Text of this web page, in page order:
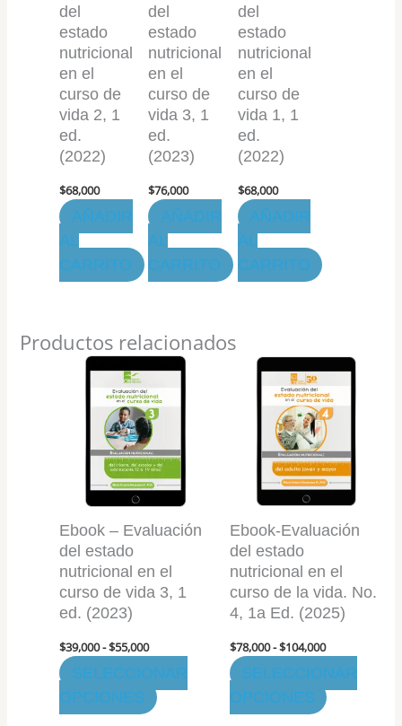
del
estado
nutricional
en el
curso de
vida 2, 1
ed.
(2022)
$68,000
AÑADIR
AL
CARRITO
del
estado
nutricional
en el
curso de
vida 3, 1
ed.
(2023)
$76,000
AÑADIR
AL
CARRITO
del
estado
nutricional
en el
curso de
vida 1, 1
ed.
(2022)
$68,000
AÑADIR
AL
CARRITO
Productos relacionados
Ebook – Evaluación
del estado
nutricional en el
curso de vida 3, 1
ed. (2023)
$39,000-$55,000
Rango
de
precios:
desde
$39,000
hasta
$55,000
SELECCIONAR
OPCIONES
producto
tiene
variantes.
Las
opciones
se
elegir
página
de
producto
Ebook-Evaluación
del estado
nutricional en el
curso de la vida. No.
4, 1a Ed. (2025)
$78,000-$104,000
Rango
de
precios:
desde
$78,000
hasta
$104,000
SELECCIONAR
OPCIONES
producto
tiene
múltiples
variantes.
Las
opciones
se
elegir
en
página
de
producto